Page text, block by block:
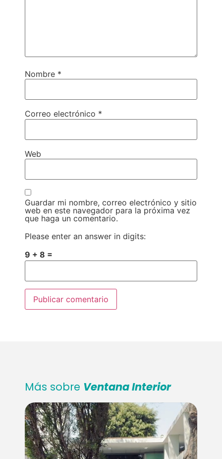
Más sobre Ventana Interior
Nombre *
Correo electrónico *
Web
Guardar mi nombre, correo electrónico y sitio
web en este navegador para la próxima vez
que haga un comentario.
Please enter an answer in digits:
9 + 8 =